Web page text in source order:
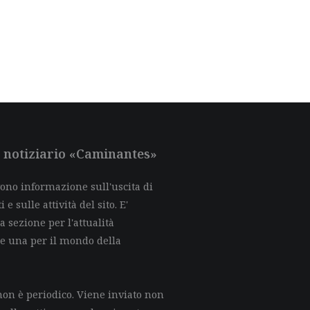
«Caminantes»
informazione sull'uscita di
e sulle attività del sito. E'
sezione per l'attualità
una per il mondo della
è periodico. Viene inviato non